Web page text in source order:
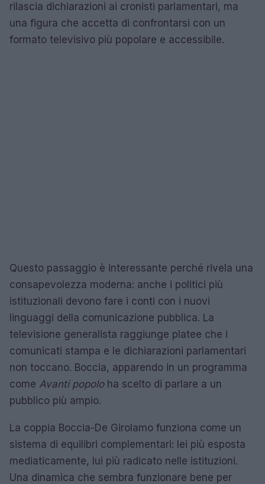
rilascia dichiarazioni ai cronisti parlamentari, ma
una figura che accetta di confrontarsi con un
formato televisivo più popolare e accessibile.
Questo passaggio è interessante perché rivela una
consapevolezza moderna: anche i politici più
istituzionali devono fare i conti con i nuovi
linguaggi della comunicazione pubblica. La
televisione generalista raggiunge platee che i
comunicati stampa e le dichiarazioni parlamentari
non toccano. Boccia, apparendo in un programma
come Avanti popoloha scelto di parlare a un
pubblico più ampio.
La coppia Boccia-De Girolamo funziona come un
sistema di equilibri complementari: lei più esposta
mediaticamente, lui più radicato nelle istituzioni.
Una dinamica che sembra funzionare bene per